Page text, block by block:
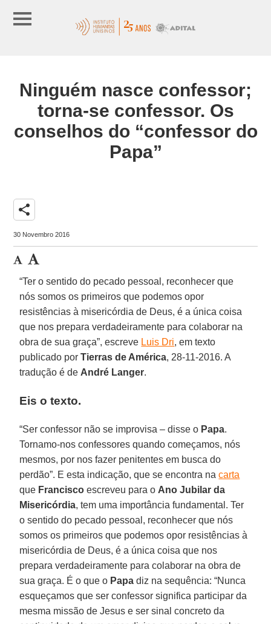
Ninguém nasce confessor;
torna-se confessor. Os
conselhos do “confessor do
Papa”
share
30 Novembro 2016
“Ter o sentido do pecado pessoal, reconhecer que
nós somos os primeiros que podemos opor
resistências à misericórdia de Deus, é a única coisa
que nos prepara verdadeiramente para colaborar na
obra de sua graça”, escreve Luis Dri, em texto
publicado porTierras de América, 28-11-2016. A
tradução é de André Langer.
Eis o texto.
“Ser confessor não se improvisa – disse o Papa.
Tornamo-nos confessores quando começamos, nós
mesmos, por nos fazer penitentes em busca do
perdão”. E esta indicação, que se encontra nacarta
que Francisco escreveu para o Ano Jubilar da
Misericórdia, tem uma importância fundamental. Ter
o sentido do pecado pessoal, reconhecer que nós
somos os primeiros que podemos opor resistências à
misericórdia de Deus, é a única coisa que nos
prepara verdadeiramente para colaborar na obra de
sua graça. É o que o Papa diz na sequência: “Nunca
esqueçamos que ser confessor significa participar da
mesma missão de Jesus e ser sinal concreto da